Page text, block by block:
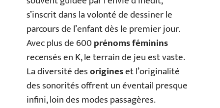
s’inscrit dans la volonté de dessiner le
parcours de l’enfant dès le premier jour.
Avec plus de 600prénoms féminins
recensés en K, le terrain de jeu est vaste.
La diversité desorigineset l’originalité
des sonorités offrent un éventail presque
infini, loin des modes passagères.